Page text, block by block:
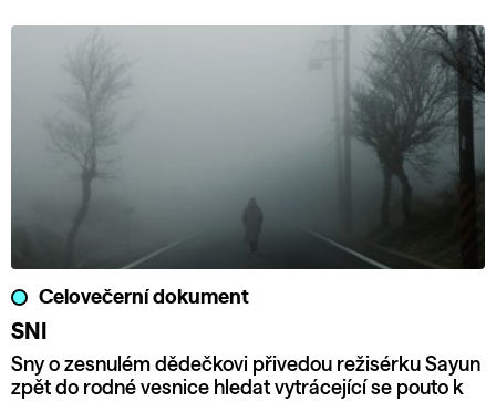
Celovečerní dokument
SNI
Sny o zesnulém dědečkovi přivedou režisérku Sayun
zpět do rodné vesnice hledat vytrácející se pouto k